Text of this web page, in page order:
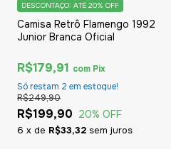
Camisa Retrô Flamengo 1992
Junior Branca Oficial
R$199,90
R$249,90
20% OFF
6 x de R$33,32 sem juros
DESCONTAÇO: ATÉ 20% OFF
R$179,91 com Pix
Só restam 2 em estoque!